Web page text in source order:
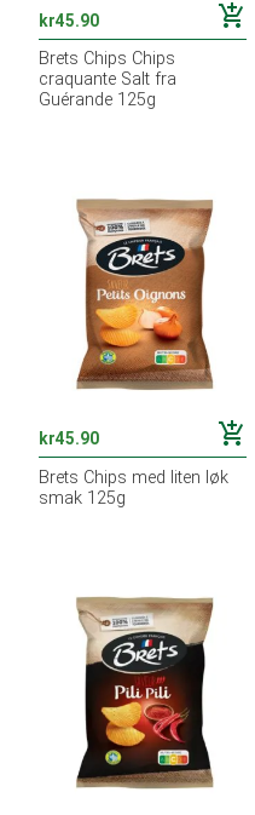
kr45.90 add_shopping_cart
Brets Chips Chips
craquante Salt fra
Guérande 125g
kr45.90 add_shopping_cart
Brets Chips med liten løk
smak 125g